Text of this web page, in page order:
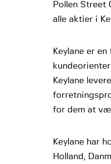
Pollen Street
alle aktier i
Keylane er
Keylane
for dem at
Keylane har
Holland,